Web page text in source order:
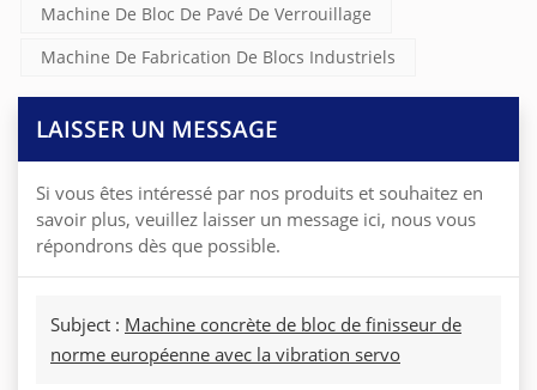
Machine De Bloc De Pavé De Verrouillage
Machine De Fabrication De Blocs Industriels
LAISSER UN MESSAGE
Si vous êtes intéressé par nos produits et souhaitez en
savoir plus, veuillez laisser un message ici, nous vous
répondrons dès que possible.
Subject : Machine concrète de bloc de finisseur de
norme européenne avec la vibration servo